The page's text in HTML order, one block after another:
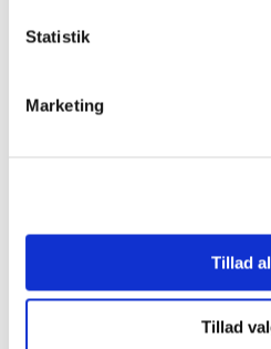
Statistik
Marketing
Tillad
Tillad
Tag os med på
kontaktet af en